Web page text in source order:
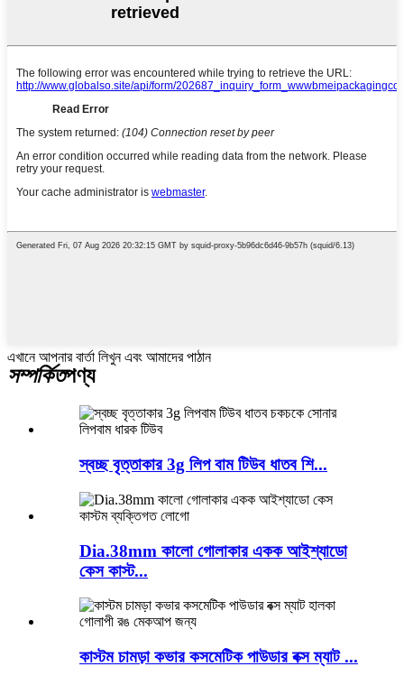
এখানে আপনার বার্তা লিখুন এবং আমাদের পাঠান
সম্পর্কিতপণ্য
স্বচ্ছ বৃত্তাকার 3g লিপ বাম টিউব ধাতব শি...
Dia.38mm কালো গোলাকার একক আইশ্যাডো
কেস কাস্ট...
কাস্টম চামড়া কভার কসমেটিক পাউডার বক্স ম্যাট ...